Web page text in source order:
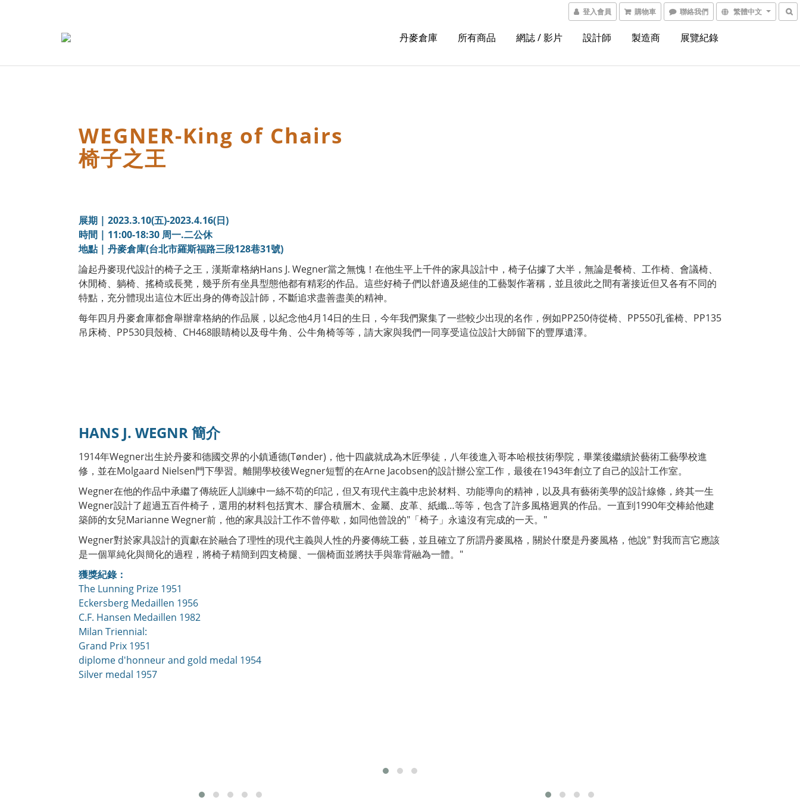
登入會員 購物車 聯絡我們 繁體中文
丹麥倉庫 所有商品 網誌 / 影片 設計師 製造商 展覽紀錄
WEGNER-King of Chairs
椅子之王
展期 | 2023.3.10(五)-2023.4.16(日)
時間 | 11:00-18:30 周一.二公休
地點 | 丹麥倉庫(台北市羅斯福路三段128巷31號)
論起丹麥現代設計的椅子之王，漢斯韋格納Hans J. Wegner當之無愧！在他生平上千件的家具設計中，椅子佔據了大半，無論是餐椅、工作椅、會議椅、
休閒椅、躺椅、搖椅或長凳，幾乎所有坐具型態他都有精彩的作品。這些好椅子們以舒適及絕佳的工藝製作著稱，並且彼此之間有著接近但又各有不同的
特點，充分體現出這位木匠出身的傳奇設計師，不斷追求盡善盡美的精神。
每年四月丹麥倉庫都會舉辦韋格納的作品展，以紀念他4月14日的生日，今年我們聚集了一些較少出現的名作，例如PP250侍從椅、PP550孔雀椅、PP135
吊床椅、PP530貝殼椅、CH468眼睛椅以及母牛角、公牛角椅等等，請大家與我們一同享受這位設計大師留下的豐厚遺澤。
HANS J. WEGNR 簡介
1914年Wegner出生於丹麥和德國交界的小鎮通德(Tønder)，他十四歲就成為木匠學徒，八年後進入哥本哈根技術學院，畢業後繼續於藝術工藝學校進
修，並在Molgaard Nielsen門下學習。離開學校後Wegner短暫的在Arne Jacobsen的設計辦公室工作，最後在1943年創立了自己的設計工作室。
Wegner在他的作品中承繼了傳統匠人訓練中一絲不苟的印記，但又有現代主義中忠於材料、功能導向的精神，以及具有藝術美學的設計線條，終其一生
Wegner設計了超過五百件椅子，選用的材料包括實木、膠合積層木、金屬、皮革、紙纖…等等，包含了許多風格迥異的作品。一直到1990年交棒給他建
築師的女兒Marianne Wegner前，他的家具設計工作不曾停歇，如同他曾說的"「椅子」永遠沒有完成的一天。"
Wegner對於家具設計的貢獻在於融合了理性的現代主義與人性的丹麥傳統工藝，並且確立了所謂丹麥風格，關於什麼是丹麥風格，他說" 對我而言它應該
是一個單純化與簡化的過程，將椅子精簡到四支椅腿、一個椅面並將扶手與靠背融為一體。"
獲獎紀錄：
The Lunning Prize 1951
Eckersberg Medaillen 1956
C.F. Hansen Medaillen 1982
Milan Triennial:
Grand Prix 1951
diplome d'honneur and gold medal 1954
Silver medal 1957